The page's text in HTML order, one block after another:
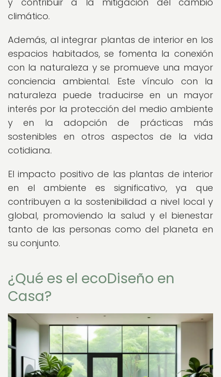
climático.
Además, al integrar plantas de interior en los
espacios habitados, se fomenta la conexión
con la naturaleza y se promueve una mayor
conciencia ambiental. Este vínculo con la
naturaleza puede traducirse en un mayor
interés por la protección del medio ambiente
y en la adopción de prácticas más
sostenibles en otros aspectos de la vida
cotidiana.
El impacto positivo de las plantas de interior
en el ambiente es significativo, ya que
contribuyen a la sostenibilidad a nivel local y
global, promoviendo la salud y el bienestar
tanto de las personas como del planeta en
su conjunto.
¿Qué es el ecoDiseño en
Casa?